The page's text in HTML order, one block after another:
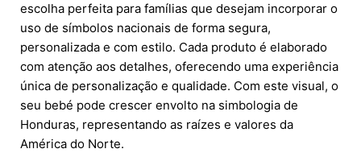
escolha perfeita para famílias que desejam incorporar o
uso de símbolos nacionais de forma segura,
personalizada e com estilo. Cada produto é elaborado
com atenção aos detalhes, oferecendo uma experiência
única de personalização e qualidade. Com este visual, o
seu bebé pode crescer envolto na simbologia de
Honduras, representando as raízes e valores da
América do Norte.